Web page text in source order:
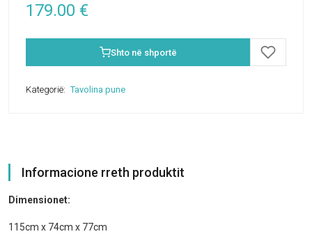
179.00 €
Shto në shportë
Kategorië: Tavolina pune
Informacione rreth produktit
Dimensionet:
115cm x 74cm x 77cm